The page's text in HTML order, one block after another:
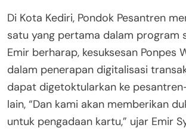
Di Kota Kediri, Pondok Pesantren
satu yang pertama dalam program
Emir berharap, kesuksesan Ponpes
dalam penerapan digitalisasi
dapat digetoktularkan ke
lain, “Dan kami akan memberikan
untuk pengadaan kartu,” ujar Emir